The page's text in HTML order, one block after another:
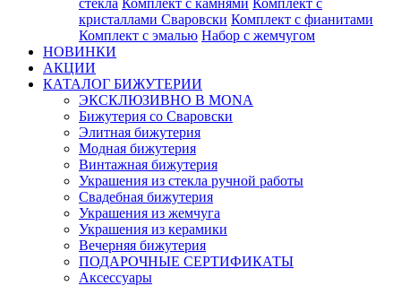
стекла Комплект с камнями Комплект с
кристаллами Сваровски Комплект с фианитами
Комплект с эмалью Набор с жемчугом
НОВИНКИ
АКЦИИ
КАТАЛОГ БИЖУТЕРИИ
ЭКСКЛЮЗИВНО В MONA
Бижутерия со Сваровски
Элитная бижутерия
Модная бижутерия
Винтажная бижутерия
Украшения из стекла ручной работы
Свадебная бижутерия
Украшения из жемчуга
Украшения из керамики
Вечерняя бижутерия
ПОДАРОЧНЫЕ СЕРТИФИКАТЫ
Аксессуары